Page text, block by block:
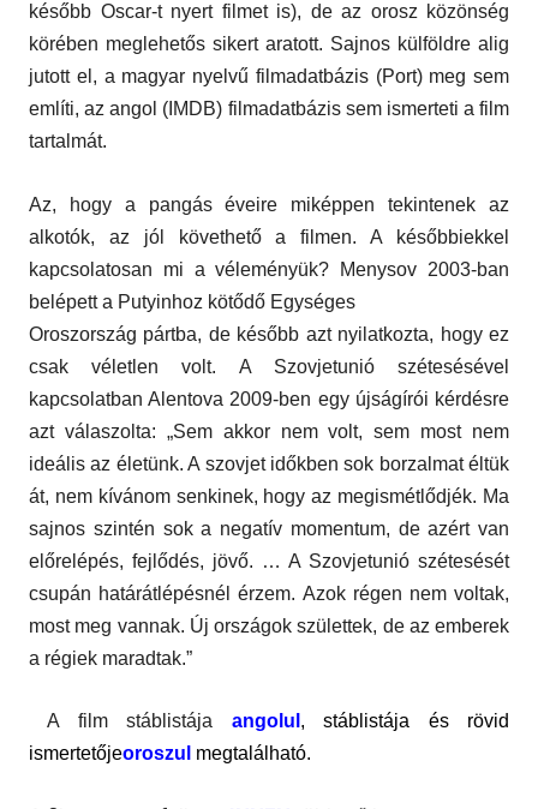
később Oscar-t nyert filmet is), de az orosz közönség
körében meglehetős sikert aratott. Sajnos külföldre alig
jutott el, a magyar nyelvű filmadatbázis (Port) meg sem
említi, az angol (IMDB) filmadatbázis sem ismerteti a film
tartalmát.
Az, hogy a pangás éveire miképpen tekintenek az
alkotók, az jól követhető a filmen. A későbbiekkel
kapcsolatosan mi a véleményük? Menysov 2003-ban
belépett a Putyinhoz kötődő Egységes
Oroszország pártba, de később azt nyilatkozta, hogy ez
csak véletlen volt. A Szovjetunió szétesésével
kapcsolatban Alentova 2009-ben egy újságírói kérdésre
azt válaszolta: „Sem akkor nem volt, sem most nem
ideális az életünk. A szovjet időkben sok borzalmat éltük
át, nem kívánom senkinek, hogy az megismétlődjék. Ma
sajnos szintén sok a negatív momentum, de azért van
előrelépés, fejlődés, jövő. … A Szovjetunió szétesését
csupán határátlépésnél érzem. Azok régen nem voltak,
most meg vannak. Új országok születtek, de az emberek
a régiek maradtak.”
A film stáblistája angolul ,stáblistája és rövid
ismertetőjeoroszul megtalálható.